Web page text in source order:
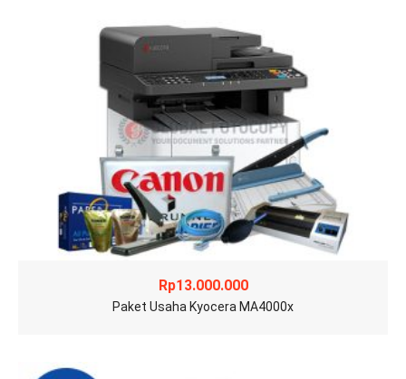
Rp13.000.000
Paket Usaha Kyocera MA4000x